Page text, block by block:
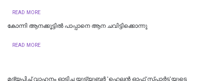
READ MORE
കോന്നി ആനക്കൂട്ടിൽ പാപ്പാനെ ആന ചവിട്ടിക്കൊന്നു
READ MORE
മദ്യപിച്ച് വാഹനം ഓടിച്ച യൂട്യൂബർ 'ഹെലൻ ഓഫ് സ്പാർട്ട'യുടെ